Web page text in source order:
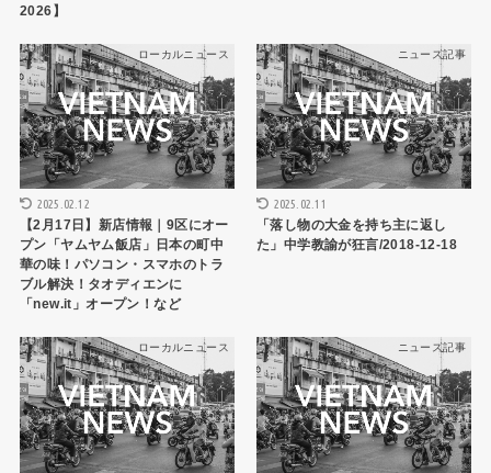
2026】
ローカルニュース
2025.02.12
【2月17日】新店情報｜9区にオー
プン「ヤムヤム飯店」日本の町中
華の味！パソコン・スマホのトラ
ブル解決！タオディエンに
「new.it」オープン！など
ニュース記事
2025.02.11
「落し物の大金を持ち主に返し
た」中学教諭が狂言/2018-12-18
ローカルニュース ニュース記事